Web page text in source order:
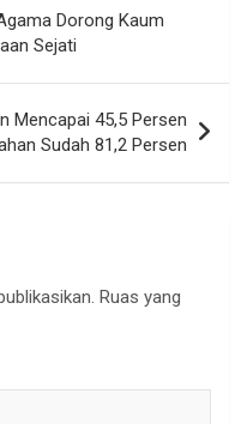
Dorong Kaum
Sejati
Mencapai 45,5 Persen
Sudah 81,2 Persen
Ruas yang